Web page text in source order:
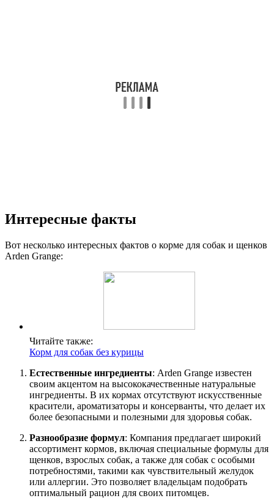
Интересные факты
Вот несколько интересных фактов о корме для собак и щенков
Arden Grange:
Читайте также:
Корм для собак без курицы
Естественные ингредиенты: Arden Grange известен
своим акцентом на высококачественные натуральные
ингредиенты. В их кормах отсутствуют искусственные
красители, ароматизаторы и консерванты, что делает их
более безопасными и полезными для здоровья собак.
Разнообразие формул: Компания предлагает широкий
ассортимент кормов, включая специальные формулы для
щенков, взрослых собак, а также для собак с особыми
потребностями, такими как чувствительный желудок
или аллергии. Это позволяет владельцам подобрать
оптимальный рацион для своих питомцев.